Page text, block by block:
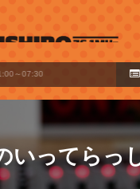
いってらっ